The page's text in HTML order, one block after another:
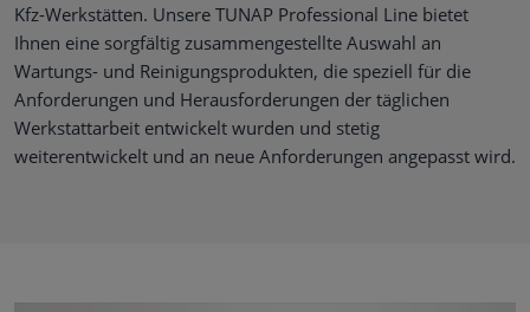
Kfz-Werkstätten. Unsere TUNAP Professional Line bietet
Ihnen eine sorgfältig zusammengestellte Auswahl an
Wartungs- und Reinigungsprodukten, die speziell für die
Anforderungen und Herausforderungen der täglichen
Werkstattarbeit entwickelt wurden und stetig
weiterentwickelt und an neue Anforderungen angepasst wird.